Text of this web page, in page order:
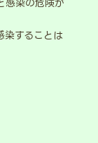
染することは